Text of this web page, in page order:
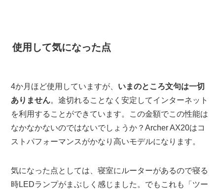
使用して気になった点
4か月ほど使用していますが、 いまのところ文句は一切
ありません。途切れることなく安定してインターネット
を利用することができています。この金額でこの性能は
なかなかないのではないでしょうか？Archer AX20はコ
ストパフォーマンスがかなり高いモデルになります。
気になった点としては、寝室にルーターがあるので寝る
時LEDランプがまぶしく感じました。でもこれも「ツー